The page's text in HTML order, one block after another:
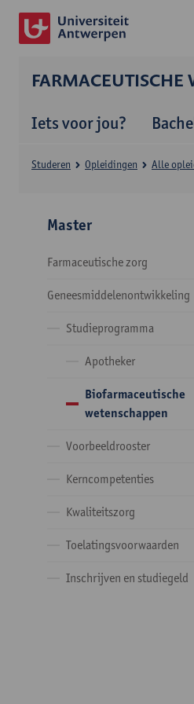
FARMACEUTISCHE
Iets voor jou?
Studeren Opleidingen Alle
Master
Farmaceutische zorg
Geneesmiddelenontwikkeling
Studieprogramma
Apotheker
Biofarmaceutische
wetenschappen
Voorbeeldrooster
Kerncompetenties
Kwaliteitszorg
Toelatingsvoorwaarden
Inschrijven en studiegeld